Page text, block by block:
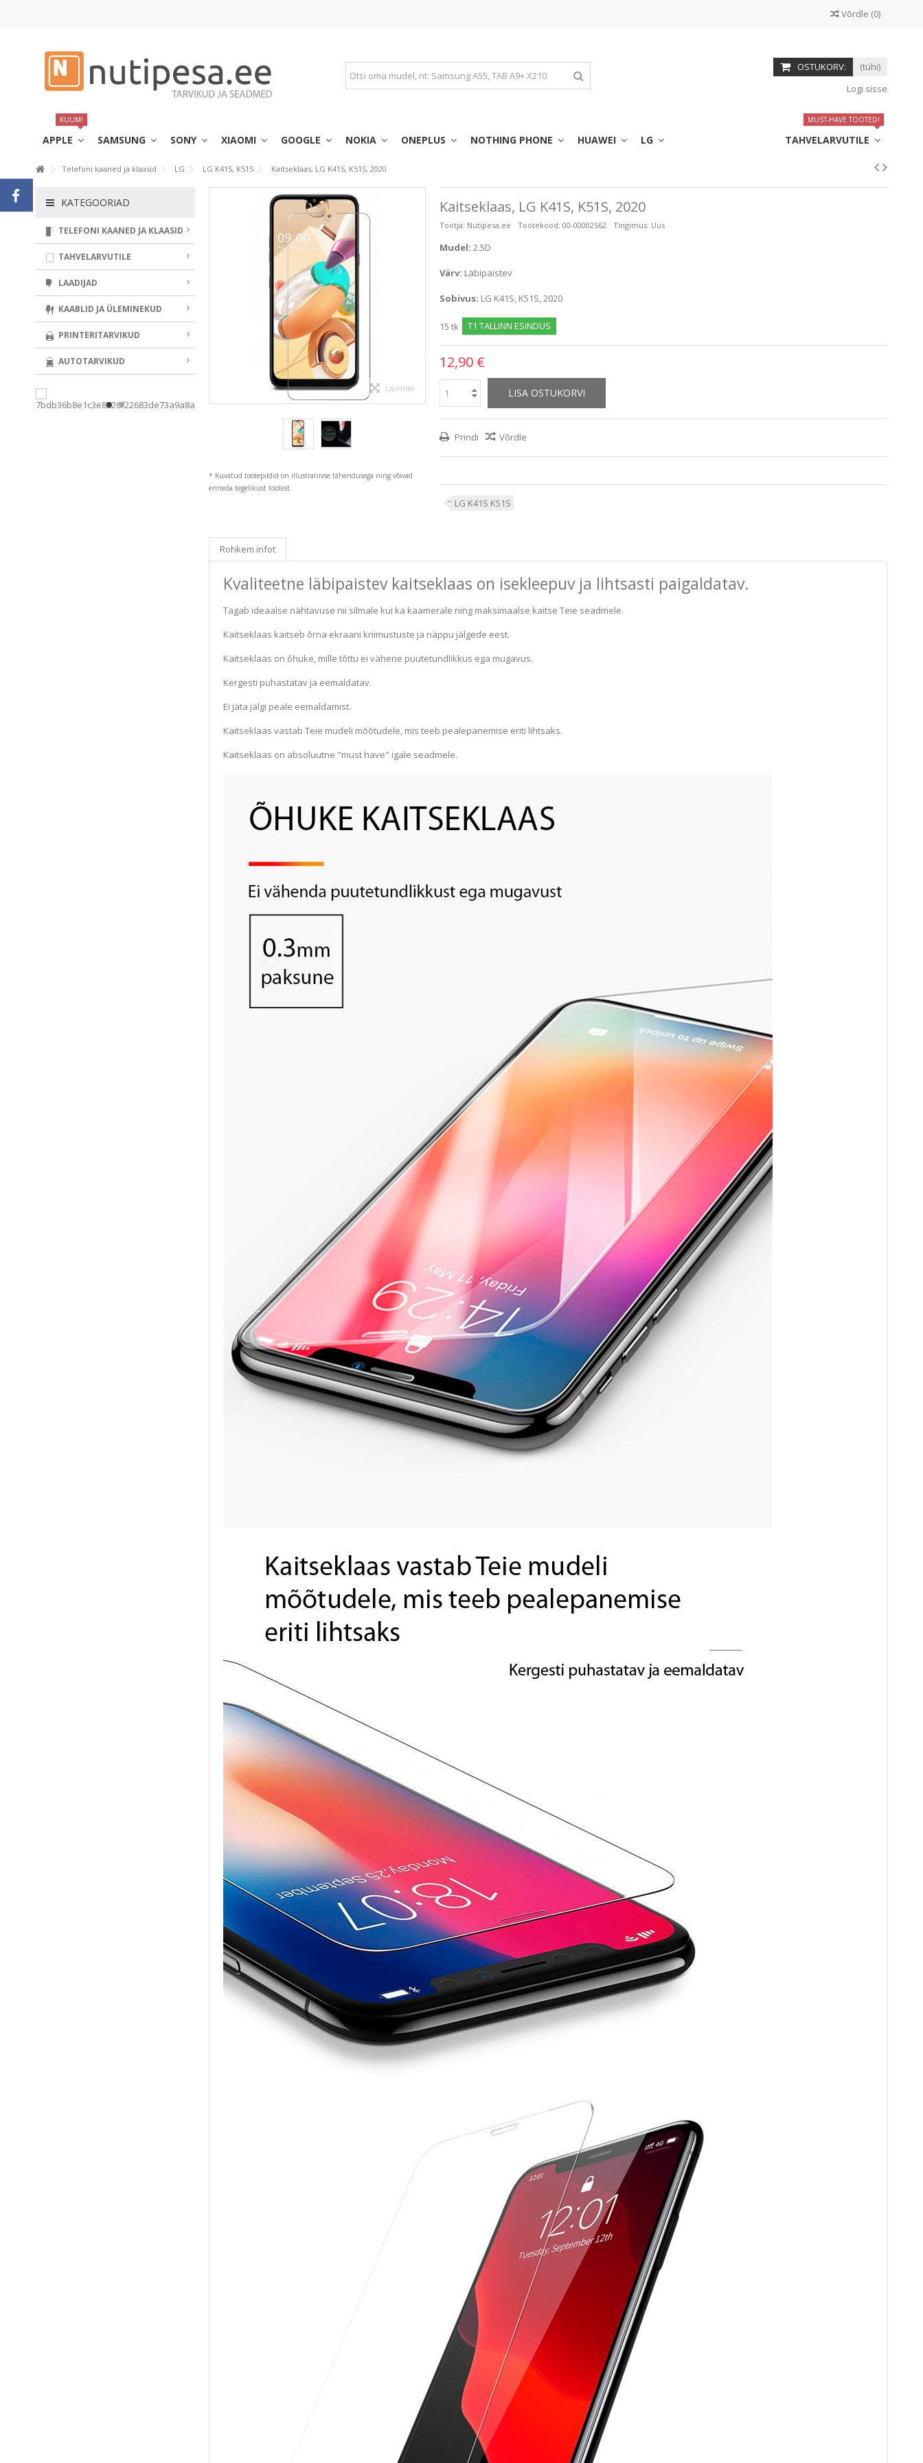
Võrdle (0)
OSTUKORV:
(tühi)
Logi sisse
APPLE
KUUM!
SAMSUNG SONY XIAOMI GOOGLE NOKIA ONEPLUS NOTHING PHONE HUAWEI LG TAHVELARVUTILE
MUST-HAVE TOOTED!
Telefoni kaaned ja klaasid LG LG K41S, K51S Kaitseklaas, LG K41S, K51S, 2020
Laienda
* Kuvatud tootepildid on illustratiivse tähendusega ning võivad
erineda tegelikust tootest.
Kaitseklaas, LG K41S, K51S, 2020
Tootja: Nutipesa.ee Tootekood: 00-00002562 Tingimus: Uus
Mudel: 2.5D
Värv: Läbipaistev
Sobivus: LG K41S, K51S, 2020
15 tk T1 TALLINN ESINDUS
12,90 €
LISA OSTUKORVI
Prindi Võrdle
LG K41S K51S
Rohkem infot
Kvaliteetne läbipaistev kaitseklaas on isekleepuv ja lihtsasti paigaldatav.
Tagab ideaalse nähtavuse nii silmale kui ka kaamerale ning maksimaalse kaitse Teie seadmele.
Kaitseklaas kaitseb õrna ekraani kriimustuste ja näppu jälgede eest.
Kaitseklaas on õhuke, mille tõttu ei vähene puutetundlikkus ega mugavus.
Kergesti puhastatav ja eemaldatav.
Ei jäta jälgi peale eemaldamist.
Kaitseklaas vastab Teie mudeli mõõtudele, mis teeb pealepanemise eriti lihtsaks.
Kaitseklaas on absoluutne "must have" igale seadmele.
KATEGOORIAD
TELEFONI KAANED JA KLAASID
TAHVELARVUTILE
LAADIJAD
KAABLID JA ÜLEMINEKUD
PRINTERITARVIKUD
AUTOTARVIKUD